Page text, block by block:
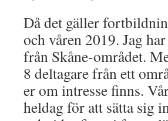
Då det gäller
och våren 2019. Jag
från Skåne-området.
8 deltagare från ett
er om intresse finns.
heldag för att sätta sig